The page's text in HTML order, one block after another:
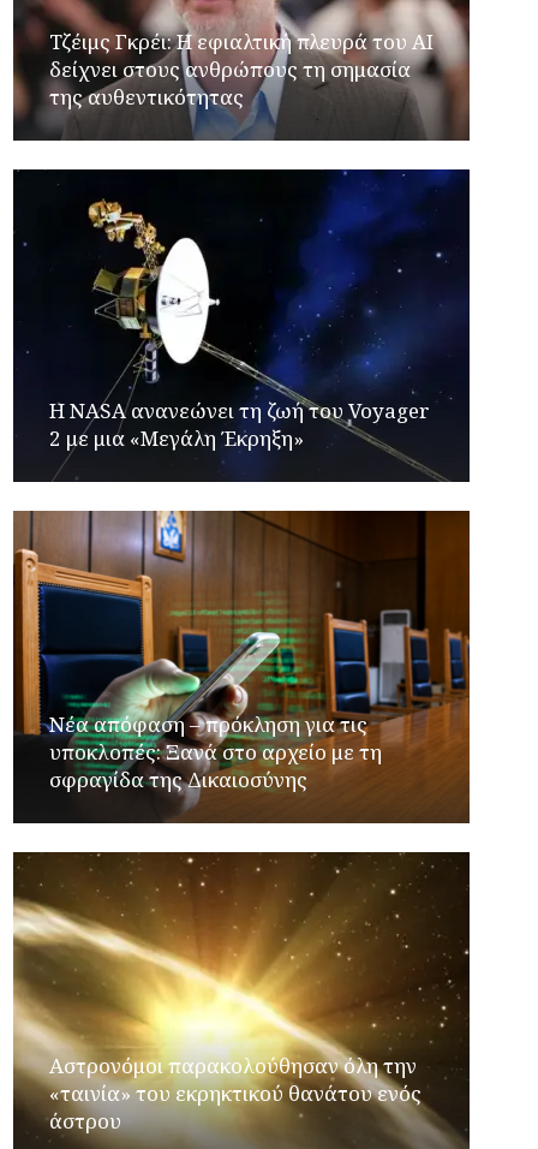
Τζέιμς Γκρέι: H εφιαλτική πλευρά του ΑI
δείχνει στους ανθρώπους τη σημασία
της αυθεντικότητας
H NASA ανανεώνει τη ζωή του Voyager
2 με μια «Μεγάλη Έκρηξη»
Νέα απόφαση – πρόκληση για τις
υποκλοπές: Ξανά στο αρχείο με τη
σφραγίδα της Δικαιοσύνης
Αστρονόμοι παρακολούθησαν όλη την
«ταινία» του εκρηκτικού θανάτου ενός
άστρου